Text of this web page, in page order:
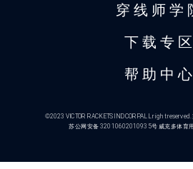
穿线师学
下载专区
帮助中心
©2023 VICTOR RACKETS IND CORP.ALL right reserved.
苏公网安备 32010602010935号 威克多体育